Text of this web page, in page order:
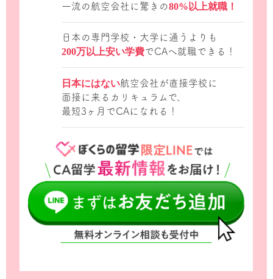
一流の航空会社に驚きの80%以上就職！
日本の専門学校・大学に通うよりも
200万以上安い学費でCAへ就職できる！
日本にはない航空会社が直接学校に
面接に来るカリキュラムで、
最短3ヶ月でCAになれる！